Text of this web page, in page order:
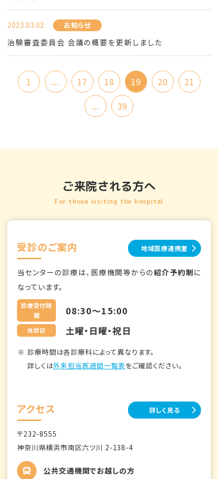
2023.03.02 お知らせ
治験審査委員会 会議の概要を更新しました
1 ... 17 18 19 20
21
...
39
ご来院される方へ
For those visiting the hospital
受診のご案内 地域医療連携室
当センターの診療は、医療機関等からの紹介予約制に
なっています。
診療受付時
間
08:30～15:00
休診日 土曜・日曜・祝日
診療時間は各診療科によって異なります。
詳しくは外来担当医週間一覧表をご確認ください。
アクセス 詳しく見る
〒232-8555
神奈川県横浜市南区六ツ川 2-138-4
公共交通機関でお越しの方